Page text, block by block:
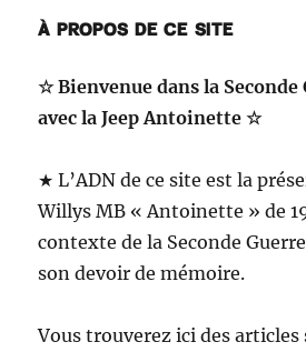
À PROPOS DE CE SITE
☆ Bienvenue dans la
avec la Jeep Antoinette ☆
★ L’ADN de ce site est la
Willys MB « Antoinette » de
contexte de la Seconde
son devoir de mémoire.
Vous trouverez ici des articles